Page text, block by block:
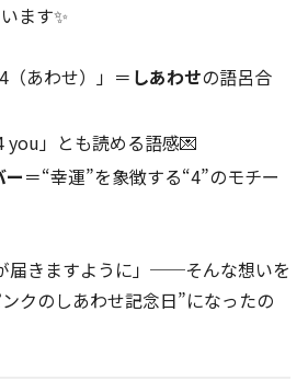
ます✨
（あわせ）」＝ しあわせの語呂合
you」とも読める語感💌
ー＝“幸運”を象徴する“4”のモチー
届きますように」──そんな想いを
クのしあわせ記念日”になったの